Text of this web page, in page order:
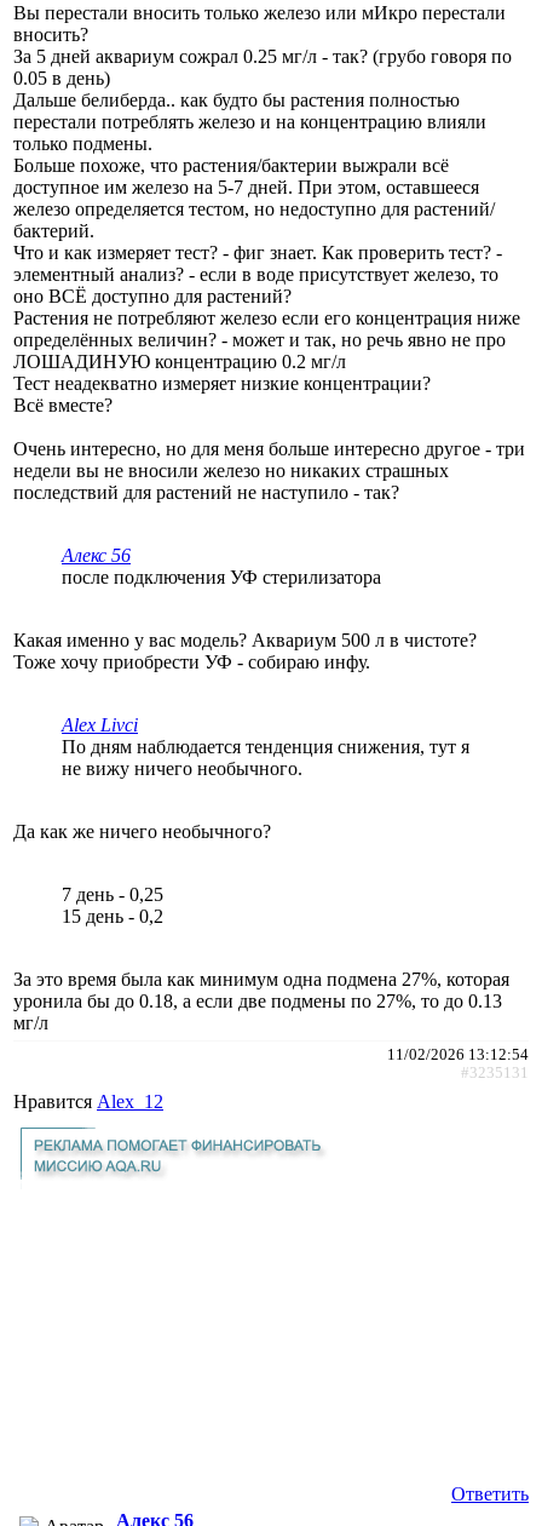
Вы перестали вносить только железо или мИкро перестали
вносить?
За 5 дней аквариум сожрал 0.25 мг/л - так? (грубо говоря по
0.05 в день)
Дальше белиберда.. как будто бы растения полностью
перестали потреблять железо и на концентрацию влияли
только подмены.
Больше похоже, что растения/бактерии выжрали всё
доступное им железо на 5-7 дней. При этом, оставшееся
железо определяется тестом, но недоступно для растений/
бактерий.
Что и как измеряет тест? - фиг знает. Как проверить тест? -
элементный анализ? - если в воде присутствует железо, то
оно ВСЁ доступно для растений?
Растения не потребляют железо если его концентрация ниже
определённых величин? - может и так, но речь явно не про
ЛОШАДИНУЮ концентрацию 0.2 мг/л
Тест неадекватно измеряет низкие концентрации?
Всё вместе?
Очень интересно, но для меня больше интересно другое - три
недели вы не вносили железо но никаких страшных
последствий для растений не наступило - так?
Алекс 56
после подключения УФ стерилизатора
Какая именно у вас модель? Аквариум 500 л в чистоте?
Тоже хочу приобрести УФ - собираю инфу.
Alex Livci
По дням наблюдается тенденция снижения, тут я
не вижу ничего необычного.
Да как же ничего необычного?
7 день - 0,25
15 день - 0,2
За это время была как минимум одна подмена 27%, которая
уронила бы до 0.18, а если две подмены по 27%, то до 0.13
мг/л
11/02/2026 13:12:54
#3235131
Нравится Alex_12
Ответить
Алекс 56